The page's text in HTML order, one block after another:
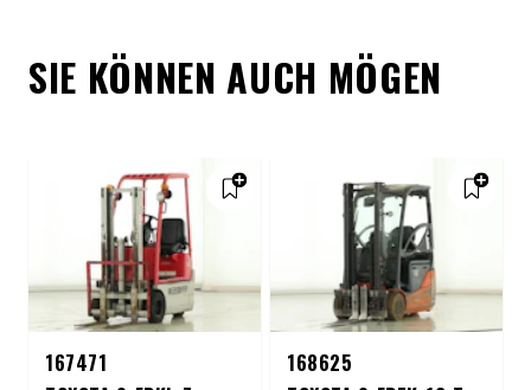
SIE KÖNNEN AUCH MÖGEN
167471
168625